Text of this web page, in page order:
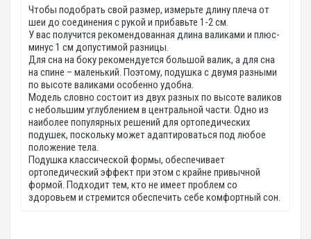
Чтобы подобрать свой размер, измерьте длину плеча от
шеи до соединения с рукой и прибавьте 1-2 см.
У вас получится рекомендованная длина валиками и плюс-
минус 1 см допустимой разницы.
Для сна на боку рекомендуется большой валик, а для сна
на спине – маленький. Поэтому, подушка с двумя разными
по высоте валиками особенно удобна.
Модель словно состоит из двух разных по высоте валиков
с небольшим углублением в центральной части. Одно из
наиболее популярных решений для ортопедических
подушек, поскольку может адаптироваться под любое
положение тела.
Подушка классической формы, обеспечивает
ортопедический эффект при этом с крайне привычной
формой. Подходит тем, кто не имеет проблем со
здоровьем и стремится обеспечить себе комфортный сон.